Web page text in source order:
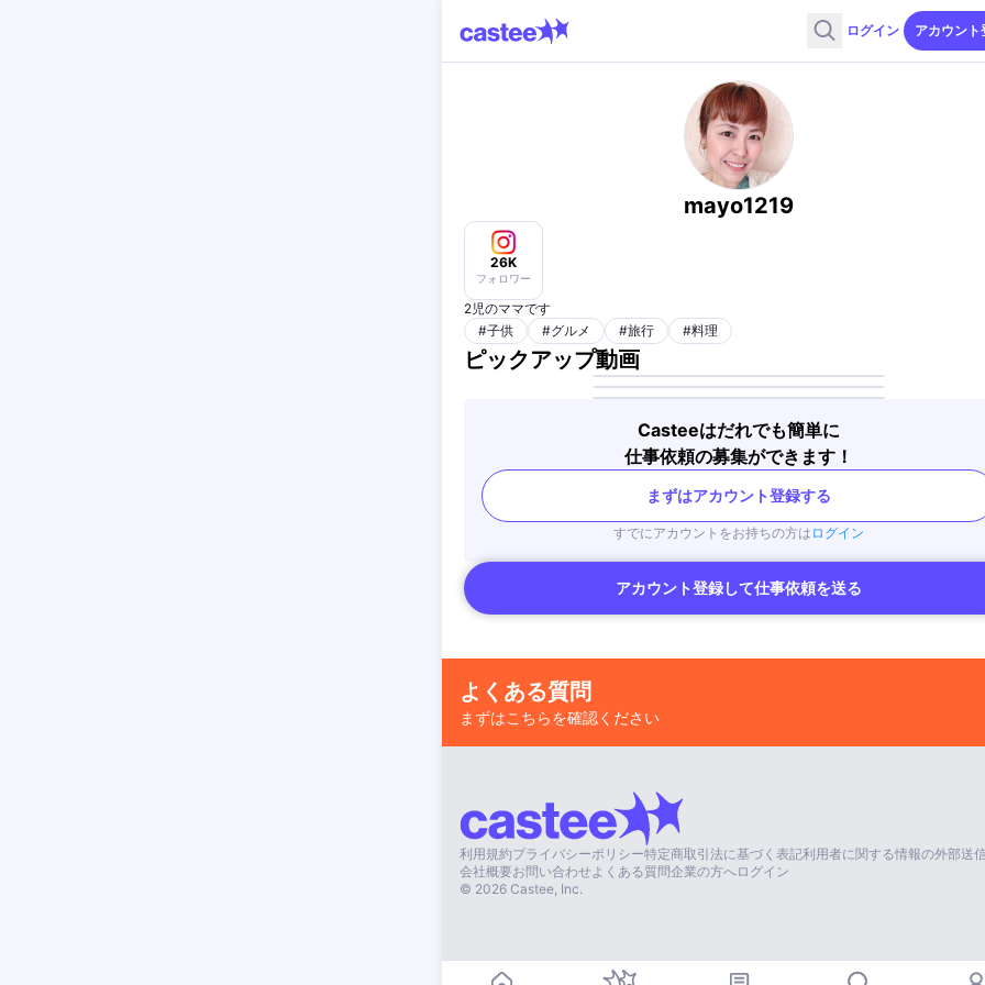
ログイン アカウント
mayo1219
26K
フォロワー
2児のママです
#子供 #グルメ #旅行 #料理
ピックアップ動画
Casteeはだれでも簡単に
仕事依頼の募集ができます！
まずはアカウント登録する
すでにアカウントをお持ちの方は ログイン
アカウント登録して仕事依頼を送る
よくある質問
まずはこちらを確認ください
利用規約プライバシーポリシー特定商取引法に基づく表記利用者に関する情報の外部送
会社概要お問い合わせ よくある質問企業の方へログイン
© 2026 Castee, Inc.